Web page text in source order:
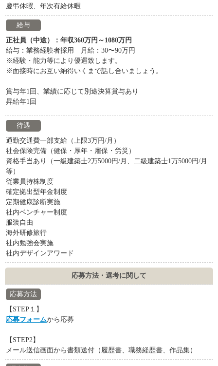
慶弔休暇、年次有給休暇
給与
正社員（中途）：年収360万円～1080万円
給与：業務経験者採用 月給：30〜90万円
※経験・能力等により優遇致します。
※面接時にお互い納得いくまで話し合いましょう。
賞与年1回、業績に応じて別途決算賞与あり
昇給年1回
待遇
通勤交通費一部支給（上限3万円/月）
社会保険完備（健保・厚年・雇保・労災）
資格手当あり（一級建築士2万5000円/月、二級建築士1万5000円/月
等）
従業員持株制度
確定拠出型年金制度
定期健康診断実施
社内ベンチャー制度
服装自由
海外研修旅行
社内勉強会実施
社内デザインアワード
応募方法・選考に関して
応募方法
【STEP１】
応募フォームから応募
【STEP2】
メール送信画面から書類送付（履歴書、職務経歴書、作品集）